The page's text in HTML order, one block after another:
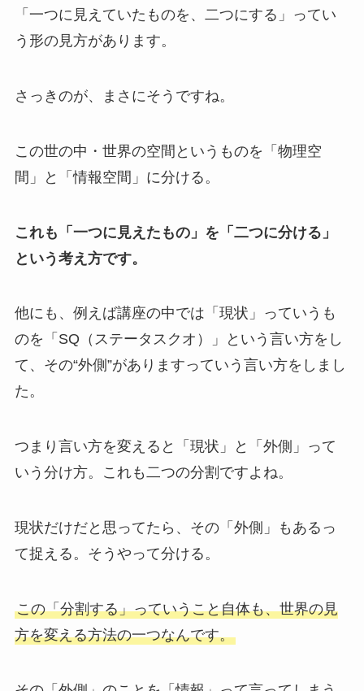
「一つに見えていたものを、二つにする」ってい
う形の見方があります。
さっきのが、まさにそうですね。
この世の中・世界の空間というものを「物理空
間」と「情報空間」に分ける。
これも「一つに見えたもの」を「二つに分ける」
という考え方です。
他にも、例えば講座の中では「現状」っていうも
のを「SQ（ステータスクオ）」という言い方をし
て、その“外側”がありますっていう言い方をしまし
た。
つまり言い方を変えると「現状」と「外側」って
いう分け方。これも二つの分割ですよね。
現状だけだと思ってたら、その「外側」もあるっ
て捉える。そうやって分ける。
この「分割する」っていうこと自体も、世界の見
方を変える方法の一つなんです。